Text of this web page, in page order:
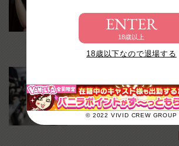
ENTER
18歳以上
18歳以下なので退場する
© 2022 VIVID CREW GROUP
VIVIDCREWへお越しく
り熱い時間をおととどけ
『 みほ 』AGE 26 /
W.57 / H.84Top of the
の紹介です！
26歳という若さでこんな
ていいの！？と正直私も